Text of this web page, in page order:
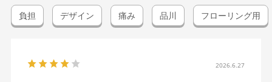
負担 デザイン 痛み 品川 フローリング用
2026.6.27